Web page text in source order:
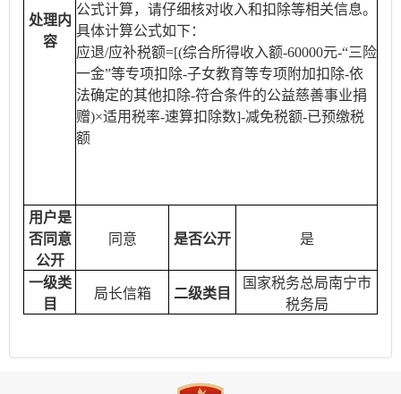
处理内
容
公式计算，请仔细核对收入和扣除等相关信息。
具体计算公式如下：
应退/应补税额=[(综合所得收入额-60000元-“三险
一金”等专项扣除-子女教育等专项附加扣除-依
法确定的其他扣除-符合条件的公益慈善事业捐
赠)×适用税率-速算扣除数]-减免税额-已预缴税
额
用户是
否同意
公开
同意 是否公开 是
一级类
目
局长信箱 二级类目
国家税务总局南宁市
税务局